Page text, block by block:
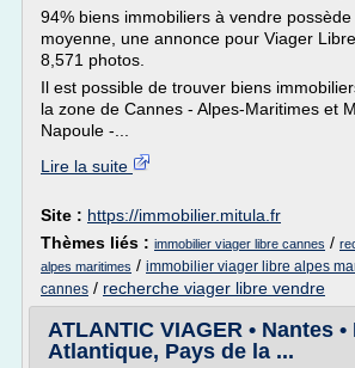
94% biens immobiliers à vendre
moyenne, une annonce pour Viager
8,571 photos.
Il est possible de trouver biens
la zone de Cannes - Alpes-Maritimes et
Napoule -...
Lire la suite
Site : https://immobilier.mitula.fr
Thèmes liés : immobilier viager libre cannes /
alpes maritimes / immobilier viager libre alpes
cannes / recherche viager libre vendre
ATLANTIC VIAGER • Nantes
Atlantique, Pays de la ...